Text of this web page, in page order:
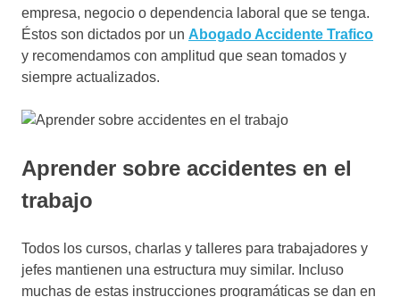
empresa, negocio o dependencia laboral que se tenga.
Éstos son dictados por un Abogado Accidente Trafico
y recomendamos con amplitud que sean tomados y
siempre actualizados.
Aprender sobre accidentes en el
trabajo
Todos los cursos, charlas y talleres para trabajadores y
jefes mantienen una estructura muy similar. Incluso
muchas de estas instrucciones programáticas se dan en